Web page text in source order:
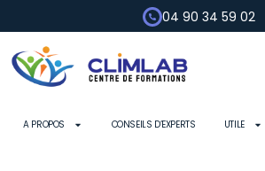
04 90 34 59 02
A PROPOS CONSEILS D’EXPERTS UTILE